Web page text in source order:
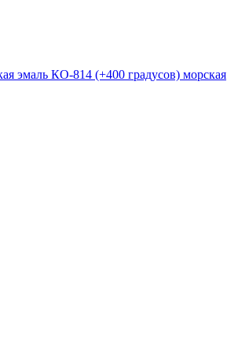
эмаль КО-814 (+400 градусов) морская